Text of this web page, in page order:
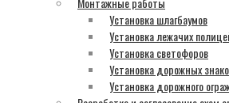
Установка шлагбаумов
Установка лежачих
Установка светофоров
Установка дорожных
Установка дорожного